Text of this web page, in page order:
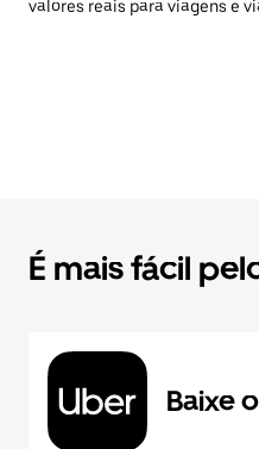
valores reais para viagens e
É mais fácil
Baixe